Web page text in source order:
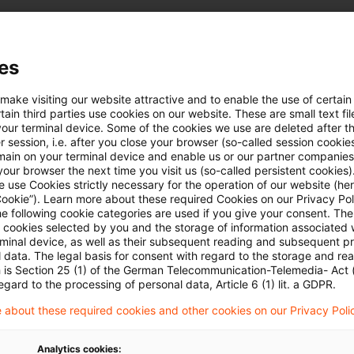
Alle
Liquiditätsrisikomanagement im
...
Liquidität galt in der Versicherungsbranche lange
als für Versicherer mit langfristigen
Prämienströmen.
Originaldatum 01. Juni 2026 Kategorien Actuarial
Kapitalanlagen (Versicherungsunternehmen ...
Autor:in
visiting our website attractive and to enable the use of
third parties use cookies on our website. These are small text
terminal device. Some of the cookies we use are deleted after
session, i.e. after you close your browser (so-called session
on your terminal device and enable us or our partner
browser the next time you visit us (so-called persistent
use Cookies strictly necessary for the operation of our website
Learn more about these required Cookies on our Privacy
following cookie categories are used if you give your consent.
cookies selected by you and the storage of information associated
device, as well as their subsequent reading and subsequent
data. The legal basis for consent with regard to the storage and
is Section 25 (1) of the German Telecommunication-Telemedia- Act
to the processing of personal data, Article 6 (1) lit. a GDPR.
about these required cookies and other cookies on our Privacy
Analytics cookies: